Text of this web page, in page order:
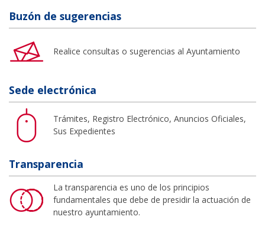
Buzón de sugerencias
Realice consultas o sugerencias al Ayuntamiento
Sede electrónica
Trámites, Registro Electrónico, Anuncios Oficiales,
Sus Expedientes
Transparencia
La transparencia es uno de los principios
fundamentales que debe de presidir la actuación de
nuestro ayuntamiento.